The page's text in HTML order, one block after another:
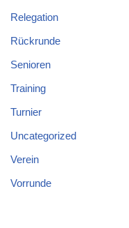
Relegation
Rückrunde
Senioren
Training
Turnier
Uncategorized
Verein
Vorrunde